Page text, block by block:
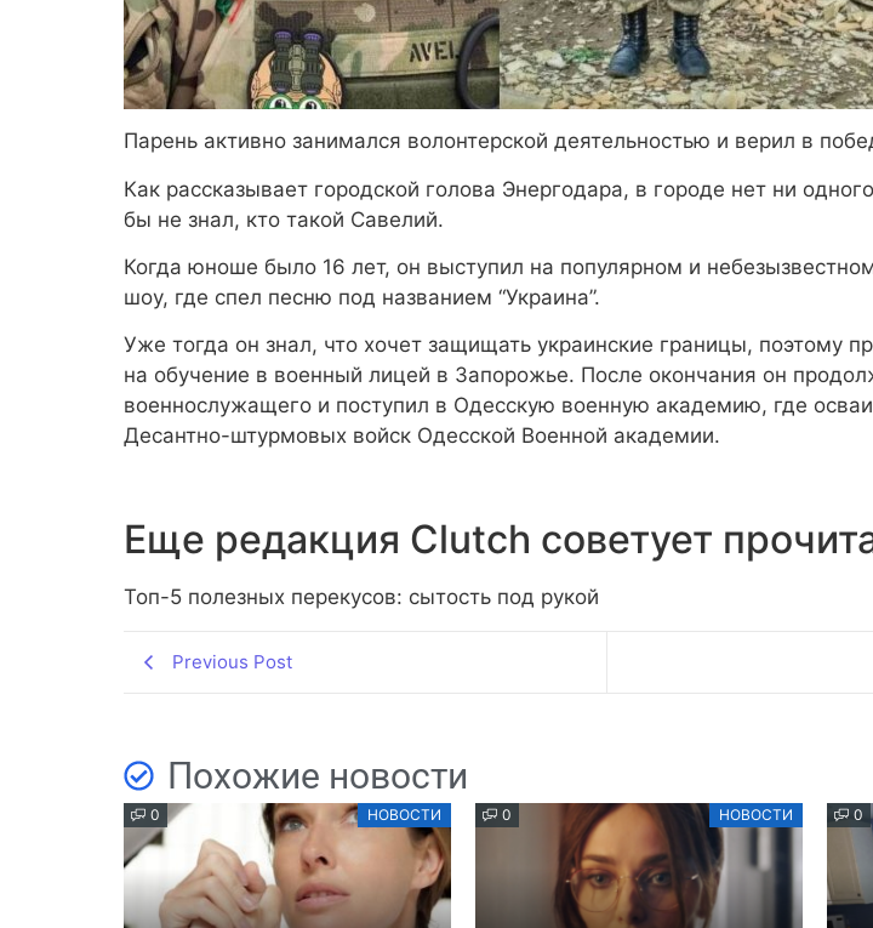
Парень активно занимался волонтерской деятельностью и верил в
Как рассказывает городской голова Энергодара, в городе нет ни
бы не знал, кто такой Савелий.
Когда юноше было 16 лет, он выступил на популярном и
шоу, где спел песню под названием “Украина”.
Уже тогда он знал, что хочет защищать украинские границы, поэтому
на обучение в военный лицей в Запорожье. После окончания он
военнослужащего и поступил в Одесскую военную академию, где
Десантно-штурмовых войск Одесской Военной академии.
Еще редакция Сlutch советует
Топ-5 полезных перекусов: сытость под рукой
Previous Post
Похожие новости
0 НОВОСТИ 0 НОВОСТИ 0